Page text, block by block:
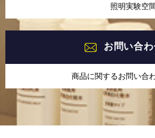
照明実験空
お問い合
商品に関するお問い合